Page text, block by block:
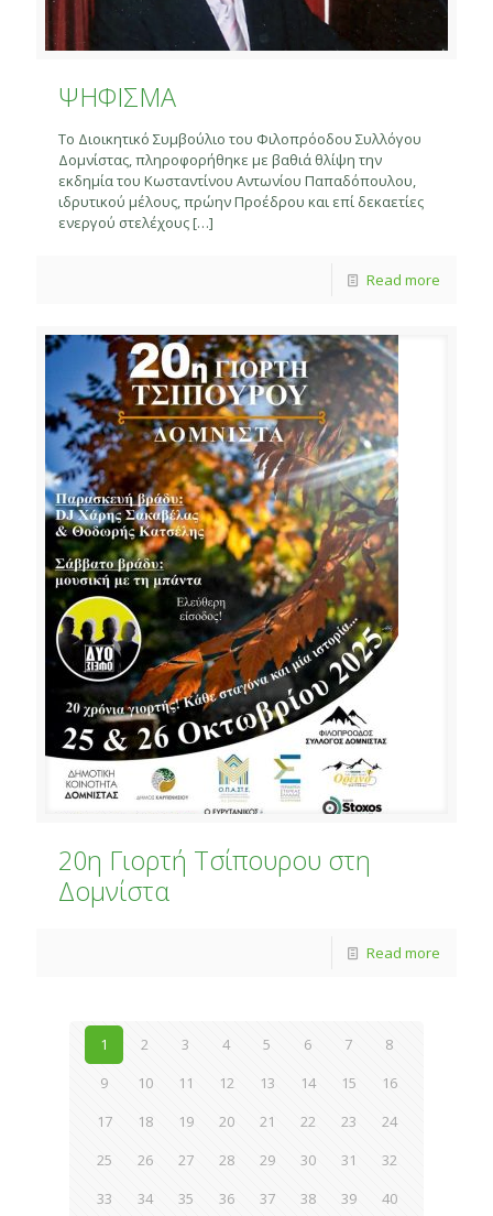
ΨΗΦΙΣΜΑ
Το Διοικητικό Συμβούλιο του Φιλοπρόοδου Συλλόγου
Δομνίστας, πληροφορήθηκε με βαθιά θλίψη την
εκδημία του Κωσταντίνου Αντωνίου Παπαδόπουλου,
ιδρυτικού μέλους, πρώην Προέδρου και επί δεκαετίες
ενεργού στελέχους[…]
Read more
20η Γιορτή Τσίπουρου στη
Δομνίστα
Read more
1 2 3 4 5 6 7
8
9
10 11 12 13 14 15
16
17
18 19 20 21 22 23
24
25
26 27 28 29 30 31
32
33
34 35 36 37 38 39
40